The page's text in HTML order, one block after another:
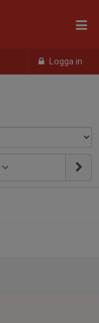
Logga in